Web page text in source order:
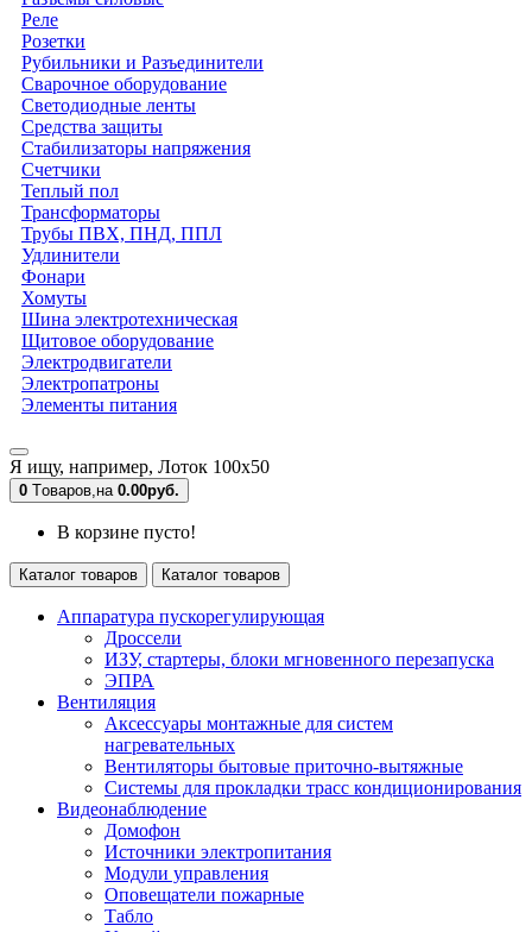
Реле
Розетки
Рубильники и Разъединители
Сварочное оборудование
Светодиодные ленты
Средства защиты
Стабилизаторы напряжения
Счетчики
Теплый пол
Трансформаторы
Трубы ПВХ, ПНД, ППЛ
Удлинители
Фонари
Хомуты
Шина электротехническая
Щитовое оборудование
Электродвигатели
Электропатроны
Элементы питания
Я ищу, например, Лоток 100х50
0 Tоваров,на 0.00руб.
В корзине пусто!
Каталог товаров Каталог товаров
Аппаратура пускорегулирующая
Дроссели
ИЗУ, стартеры, блоки мгновенного перезапуска
ЭПРА
Вентиляция
Аксессуары монтажные для систем
нагревательных
Вентиляторы бытовые приточно-вытяжные
Системы для прокладки трасс кондиционирования
Видеонаблюдение
Домофон
Источники электропитания
Модули управления
Оповещатели пожарные
Табло